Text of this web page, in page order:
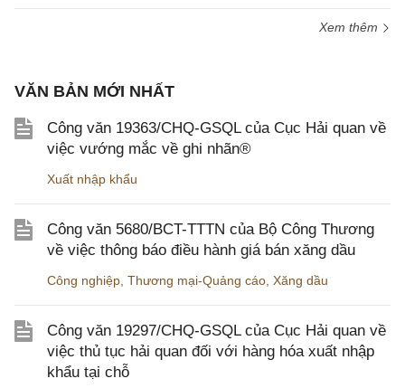
Xem thêm
VĂN BẢN MỚI NHẤT
Công văn 19363/CHQ-GSQL của Cục Hải quan về
việc vướng mắc về ghi nhãn®
Xuất nhập khẩu
Công văn 5680/BCT-TTTN của Bộ Công Thương
về việc thông báo điều hành giá bán xăng dầu
Công nghiệp Thương mại-Quảng cáo Xăng dầu
Công văn 19297/CHQ-GSQL của Cục Hải quan về
việc thủ tục hải quan đối với hàng hóa xuất nhập
khẩu tại chỗ